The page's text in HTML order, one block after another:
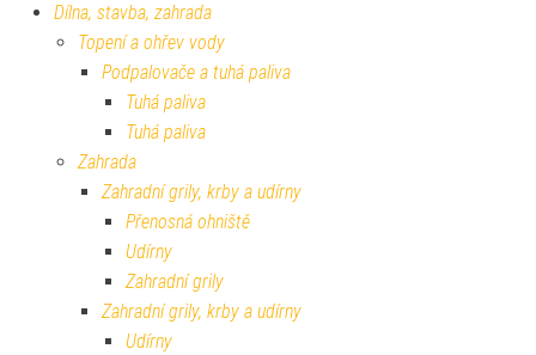
Dílna, stavba, zahrada
Topení a ohřev vody
Podpalovače a tuhá paliva
Tuhá paliva
Tuhá paliva
Zahrada
Zahradní grily, krby a udírny
Přenosná ohniště
Udírny
Zahradní grily
Zahradní grily, krby a udírny
Udírny